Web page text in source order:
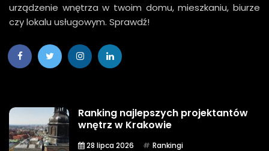
urządzenie wnętrza w twoim domu, mieszkaniu, biurze
czy lokalu usługowym. Sprawdź!
Ranking najlepszych projektantów
wnętrz w Krakowie
28 lipca 2026 Rankingi